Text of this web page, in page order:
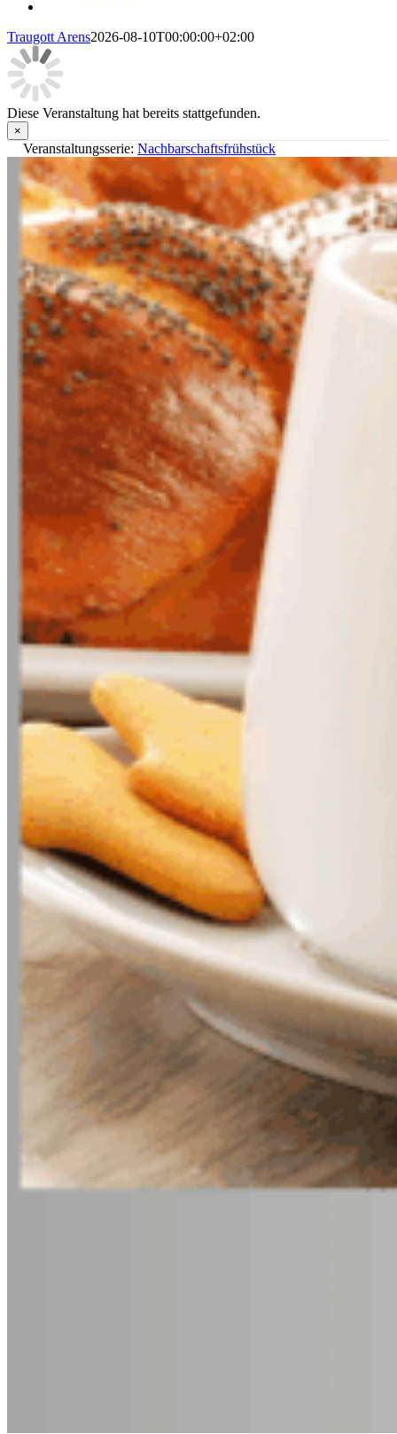
Traugott Arens2026-08-10T00:00:00+02:00
Diese Veranstaltung hat bereits stattgefunden.
×
Veranstaltungsserie: Nachbarschaftsfrühstück